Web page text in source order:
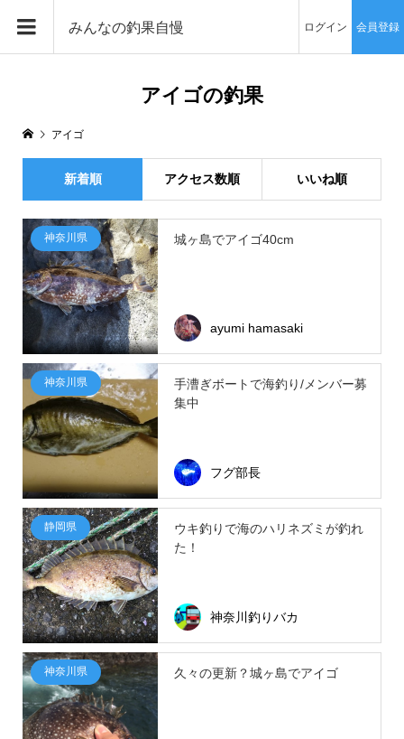
みんなの釣果自慢 ログイン 会員登録
アイゴの釣果
アイゴ
新着順 アクセス数順 いいね順
神奈川県 城ヶ島でアイゴ40cm
ayumi hamasaki
神奈川県
手漕ぎボートで海釣り/メンバー募
集中
フグ部長
静岡県
ウキ釣りで海のハリネズミが釣れ
た！
神奈川釣りバカ
神奈川県 久々の更新？城ヶ島でアイゴ